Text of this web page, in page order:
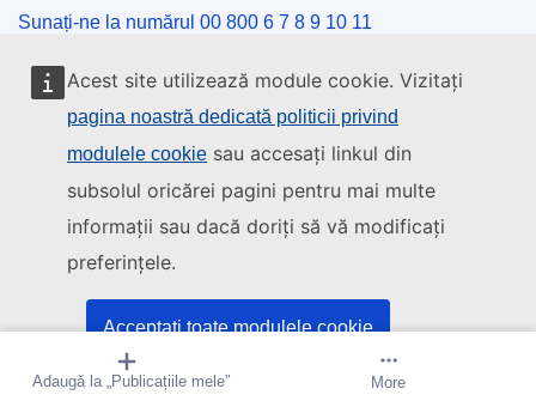
Acest site utilizează module cookie. Vizitați
pagina noastră dedicată politicii privind
modulele cookie sau accesați linkul din
subsolul oricărei pagini pentru mai multe
informații sau dacă doriți să vă modificați
preferințele.
Acceptați toate modulele cookie
Acceptați doar cookie-urile esențiale
Adaugă la „Publicațiile mele” Creați o alertă
More
Sunați-ne la numărul 00 800 6 7 8 9 10 11
Utilizați alte opțiuni telefonice
Scrieți-ne completând formularul de contact
Descoperiți canalele UE pe rețelele sociale
Instituțiile și organismele UE
Găsiți o instituție/un organism UE